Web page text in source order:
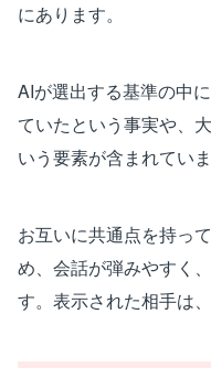
にあります。
AIが選出する基準の中
ていたという事実や、
いう要素が含まれていま
お互いに共通点を持っ
め、会話が弾みやすく
す。表示された相手は、